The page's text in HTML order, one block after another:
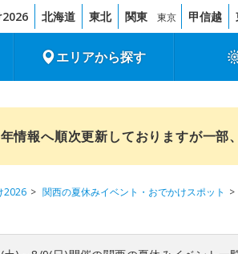
2026 北海道 東北 関東 東京 甲信越
エリアから探す
情報へ順次更新しておりますが一部
2026 関西の夏休みイベント・おでかけスポット